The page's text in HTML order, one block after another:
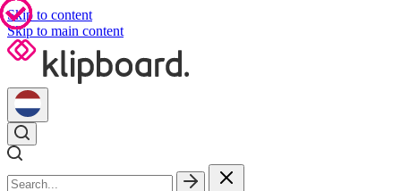
Skip to content
Skip to main content